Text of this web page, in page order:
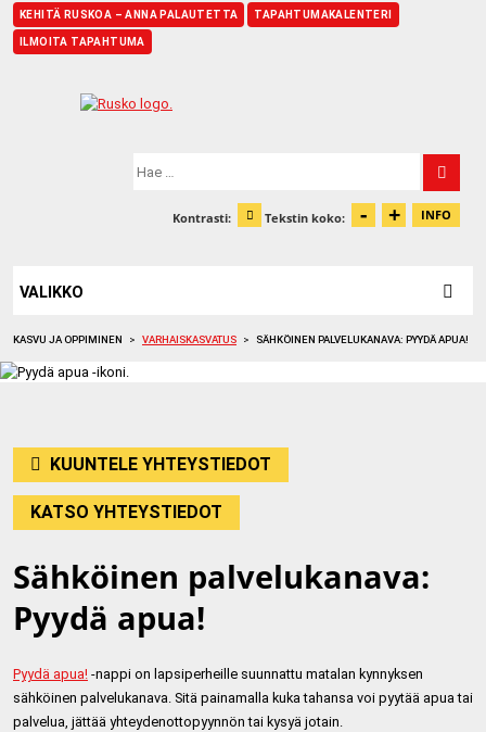
KEHITÄ RUSKOA – ANNA PALAUTETTA TAPAHTUMAKALENTERI
ILMOITA TAPAHTUMA
Hae:
Kontrasti: Muuta kontrastia
Tekstin koko: - + INFO
VALIKKO
KASVU JA OPPIMINEN > VARHAISKASVATUS > SÄHKÖINEN PALVELUKANAVA: PYYDÄ APUA!
KUUNTELE YHTEYSTIEDOT
KATSO YHTEYSTIEDOT
Sähköinen palvelukanava:
Pyydä apua!
Pyydä apua! -nappi on lapsiperheille suunnattu matalan kynnyksen
sähköinen palvelukanava. Sitä painamalla kuka tahansa voi pyytää apua tai
palvelua, jättää yhteydenottopyynnön tai kysyä jotain.